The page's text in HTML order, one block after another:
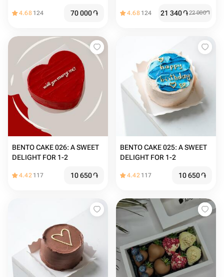
4.68 124 70 000֏ 4.68 124 21 340֏22 000֏
BENTO CAKE 026: A SWEET
DELIGHT FOR 1-2
4.42 117 10 650֏
BENTO CAKE 025: A SWEET
DELIGHT FOR 1-2
4.42 117 10 650֏